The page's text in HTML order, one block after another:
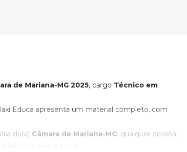
de Mariana-MG 2025, cargo Técnico em
Educa apresenta um material completo, com
do(a) Câmara de Mariana-MG, qualquer pessoa,
para a prova.